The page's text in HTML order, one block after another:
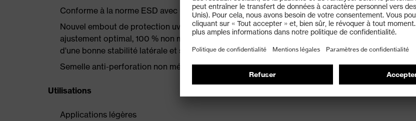
Conforme à la norme ESD avec une résistance électrique inférieure à 100 mégaohms
Nouvel embout de protection uvex xenova® plus large pour offrir plus d'espace aux orteils et un
ajustement optimal, 100 % non métallique, compact, adapté aux différentes morphologies, doté
d'une bonne stabilité latérale et sans conduction thermique
Semelle anti-perforation non métallique, n'affecte pas la flexibilité de la chaussure
Utilisations
Applications légères